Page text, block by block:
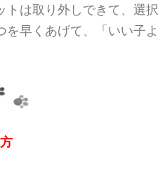
は取り外しできて、選択
を早く あげて、「いい子